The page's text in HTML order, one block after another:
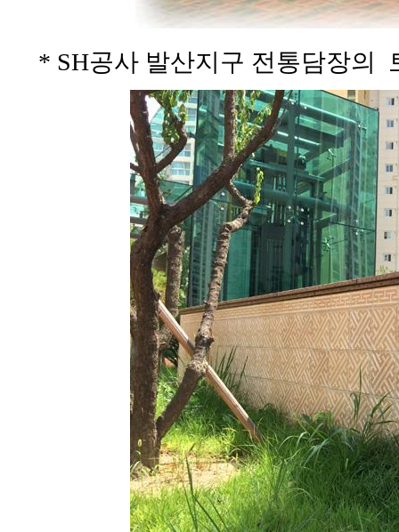
* SH공사 발산지구 전통담장의